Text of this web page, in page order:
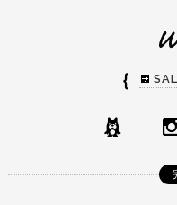
｛